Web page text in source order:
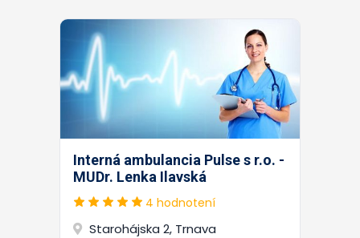
Interná ambulancia Pulse s r.o. -
MUDr. Lenka Ilavská
4 hodnotení
Starohájska 2, Trnava